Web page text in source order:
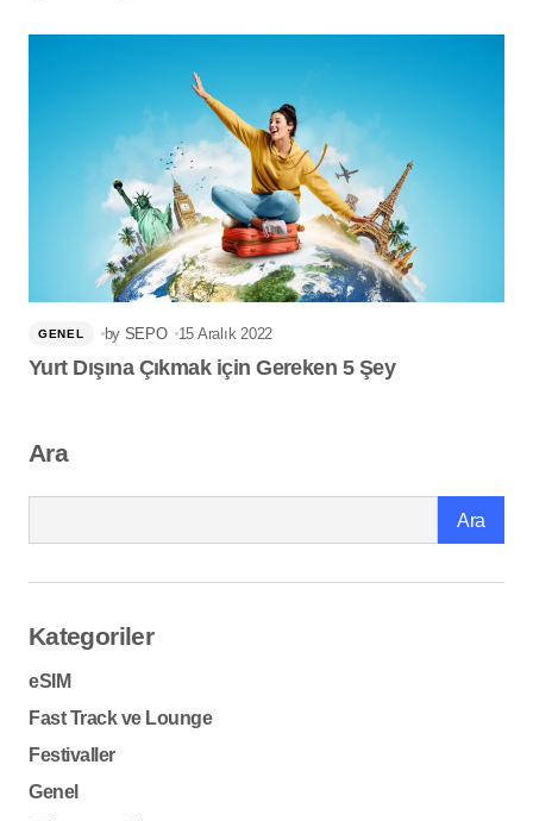
GENEL by SEPO 15 Aralık 2022
Yurt Dışına Çıkmak için Gereken 5 Şey
Ara
Ara
Kategoriler
eSIM
Fast Track ve Lounge
Festivaller
Genel